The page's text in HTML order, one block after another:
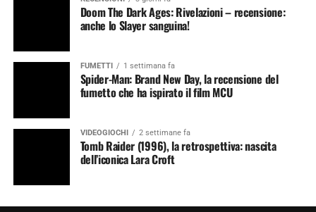
Doom The Dark Ages: Rivelazioni – recensione:
anche lo Slayer sanguina!
FUMETTI 1 settimana fa
Spider-Man: Brand New Day, la recensione del
fumetto che ha ispirato il film MCU
VIDEOGIOCHI 2 settimane fa
Tomb Raider (1996), la retrospettiva: nascita
dell’iconica Lara Croft